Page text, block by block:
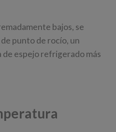
bajos, se
punto de rocío, un
espejo refrigerado más